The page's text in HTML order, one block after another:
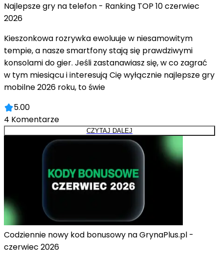
Najlepsze gry na telefon - Ranking TOP 10 czerwiec
2026
Kieszonkowa rozrywka ewoluuje w niesamowitym
tempie, a nasze smartfony stają się prawdziwymi
konsolami do gier. Jeśli zastanawiasz się, w co zagrać
w tym miesiącu i interesują Cię wyłącznie najlepsze gry
mobilne 2026 roku, to świe
5.00
4 Komentarze
CZYTAJ DALEJ
Codziennie nowy kod bonusowy na GrynaPlus.pl -
czerwiec 2026